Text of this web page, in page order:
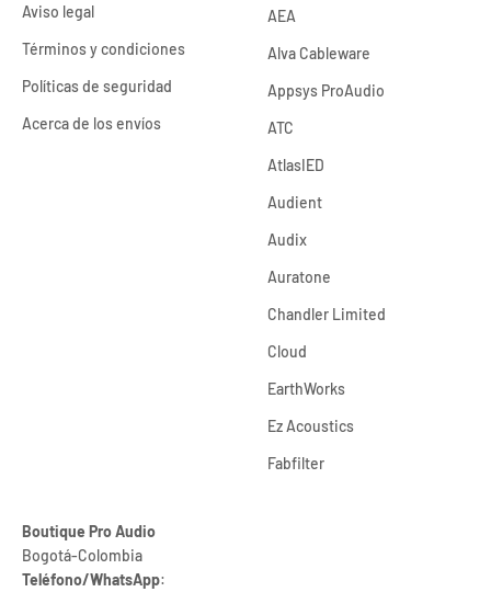
Aviso legal
Términos y condiciones
Políticas de seguridad
Acerca de los envíos
Boutique Pro Audio
Bogotá-Colombia
Teléfono/WhatsApp:
AEA
Alva Cableware
Appsys ProAudio
ATC
AtlasIED
Audient
Audix
Auratone
Chandler Limited
Cloud
EarthWorks
Ez Acoustics
Fabfilter